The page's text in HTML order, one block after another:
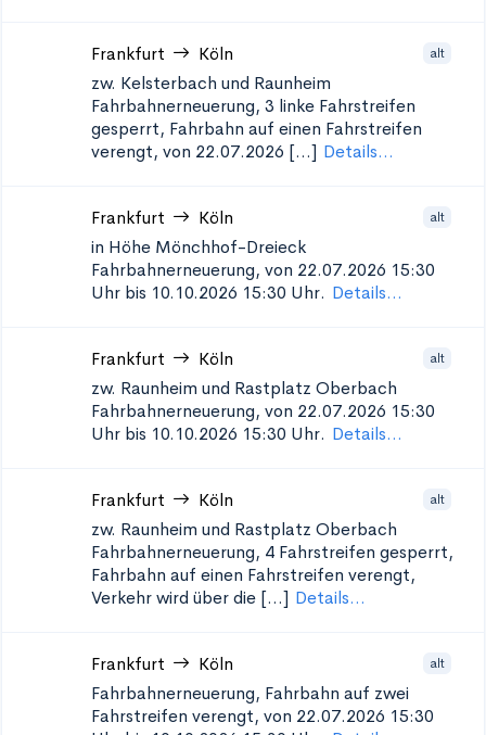
Frankfurt Köln alt
zw. Kelsterbach und Raunheim
Fahrbahnerneuerung, 3 linke Fahrstreifen
gesperrt, Fahrbahn auf einen Fahrstreifen
verengt, von 22.07.2026 [...] Details...
Frankfurt Köln alt
in Höhe Mönchhof-Dreieck
Fahrbahnerneuerung, von 22.07.2026 15:30
Uhr bis 10.10.2026 15:30 Uhr. Details...
Frankfurt Köln alt
zw. Raunheim und Rastplatz Oberbach
Fahrbahnerneuerung, von 22.07.2026 15:30
Uhr bis 10.10.2026 15:30 Uhr. Details...
Frankfurt Köln alt
zw. Raunheim und Rastplatz Oberbach
Fahrbahnerneuerung, 4 Fahrstreifen gesperrt,
Fahrbahn auf einen Fahrstreifen verengt,
Verkehr wird über die [...] Details...
Frankfurt Köln alt
Fahrbahnerneuerung, Fahrbahn auf zwei
Fahrstreifen verengt, von 22.07.2026 15:30